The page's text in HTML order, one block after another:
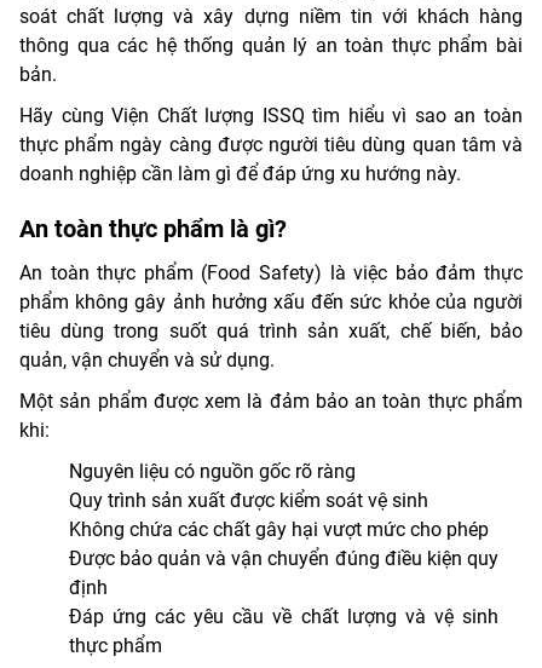
soát chất lượng và xây dựng niềm tin với khách hàng
thông qua các hệ thống quản lý an toàn thực phẩm bài
bản.
Hãy cùng Viện Chất lượng ISSQ tìm hiểu vì sao an toàn
thực phẩm ngày càng được người tiêu dùng quan tâm và
doanh nghiệp cần làm gì để đáp ứng xu hướng này.
An toàn thực phẩm là gì?
An toàn thực phẩm (Food Safety) là việc bảo đảm thực
phẩm không gây ảnh hưởng xấu đến sức khỏe của người
tiêu dùng trong suốt quá trình sản xuất, chế biến, bảo
quản, vận chuyển và sử dụng.
Một sản phẩm được xem là đảm bảo an toàn thực phẩm
khi:
Nguyên liệu có nguồn gốc rõ ràng
Quy trình sản xuất được kiểm soát vệ sinh
Không chứa các chất gây hại vượt mức cho phép
Được bảo quản và vận chuyển đúng điều kiện quy
định
Đáp ứng các yêu cầu về chất lượng và vệ sinh
thực phẩm